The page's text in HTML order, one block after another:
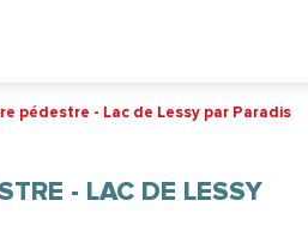
pédestre - Lac de Lessy par Paradis
- LAC DE LESSY